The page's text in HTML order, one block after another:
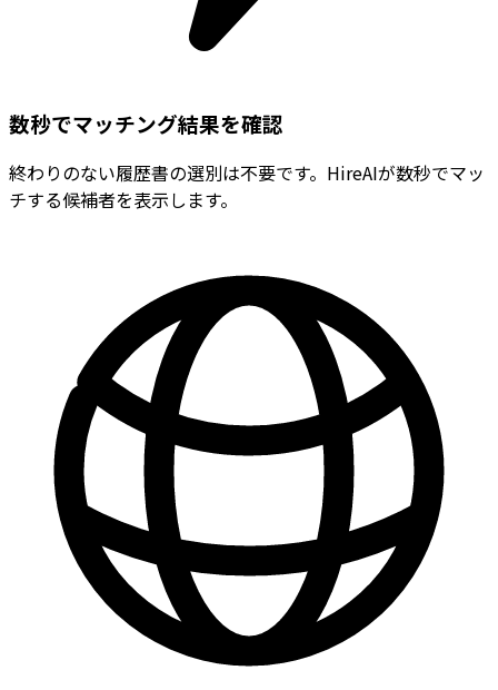
数秒でマッチング結果を確認
終わりのない履歴書の選別は不要です。HireAIが数秒でマッ
チする候補者を表示します。